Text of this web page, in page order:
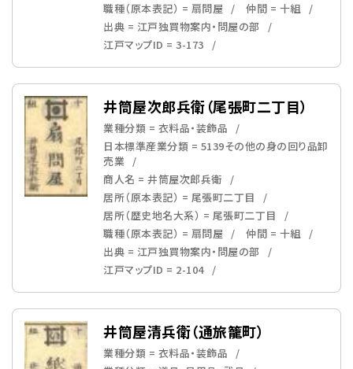
職種（原本表記） = 扇問屋
仲間 = 十組
出典 = 江戸独買物案内・問屋の部
江戸マップID = 3-173
井筒屋次郎兵衛（尾張町二丁目）
業種分類 = 衣料品・装飾品
日本標準産業分類 = 5139その他の身の回り品卸
売業
商人名 = 井筒屋次郎兵衛
居所（原本表記） = 尾張町二丁目
居所（歴史地名大系） = 尾張町二丁目
職種（原本表記） = 扇問屋
仲間 = 十組
出典 = 江戸独買物案内・問屋の部
江戸マップID = 2-104
井筒屋清兵衛（通旅籠町）
業種分類 = 衣料品・装飾品